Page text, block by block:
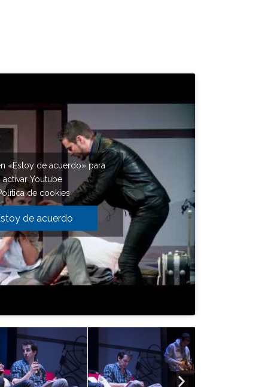
«Estoy de acuerdo» para
activar Youtube
de cookies
de acuerdo